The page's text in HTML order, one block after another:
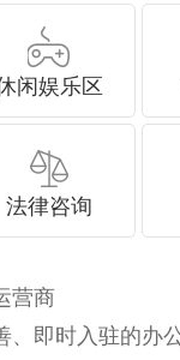
闲娱乐区
法律咨询
营商
、即时入驻的